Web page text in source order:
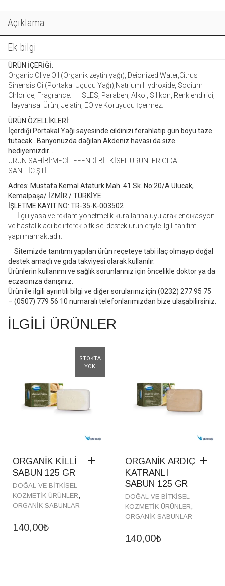
Açıklama
Ek bilgi
ÜRÜN İÇERİĞİ:
Organic Olive Oil (Organik zeytin yağı), Deionized Water,Citrus
Sinensis Oil(Portakal Uçucu Yağı),Natrium Hydroxide, Sodium
Chloride, Fragrance. SLES, Paraben, Alkol, Silikon, Renklendirici,
Hayvansal Ürün, Jelatin, EO ve Koruyucu İçermez.
ÜRÜN ÖZELLİKLERİ:
İçerdiği Portakal Yağı sayesinde cildinizi ferahlatıp gün boyu taze
tutacak…Banyonuzda dağılan Akdeniz havası da size
hediyemizdir…
ÜRÜN SAHİBİ:MECİTEFENDİ BİTKİSEL ÜRÜNLER GIDA
SAN.TİC.ŞTİ.
Adres: Mustafa Kemal Atatürk Mah. 41 Sk. No:20/A Ulucak,
Kemalpaşa/ İZMİR / TÜRKİYE
İŞLETME KAYIT NO: TR-35-K-003502
İlgili yasa ve reklam yönetmelik kurallarına uyularak endikasyon
ve hastalık adı belirterek bitkisel destek ürünleriyle ilgili tanıtım
yapılmamaktadır.
Sitemizde tanıtımı yapılan ürün reçeteye tabi ilaç olmayıp doğal
destek amaçlı ve gıda takviyesi olarak kullanılır.
Ürünlerin kullanımı ve sağlık sorunlarınız için öncelikle doktor ya da
eczacınıza danışınız.
Ürün ile ilgili ayrıntılı bilgi ve diğer sorularınız için (0232) 277 95 75
– (0507) 779 56 10 numaralı telefonlarımızdan bize ulaşabilirsiniz.
İLGILI ÜRÜNLER
STOKTA
YOK
ORGANİK KİLLİ
SABUN 125 GR
DOĞAL VE BITKISEL
KOZMETIK ÜRÜNLER,
ORGANIK SABUNLAR
140,00₺
ORGANİK ARDIÇ
KATRANLI
SABUN 125 GR
DOĞAL VE BITKISEL
KOZMETIK ÜRÜNLER,
ORGANIK SABUNLAR
140,00₺